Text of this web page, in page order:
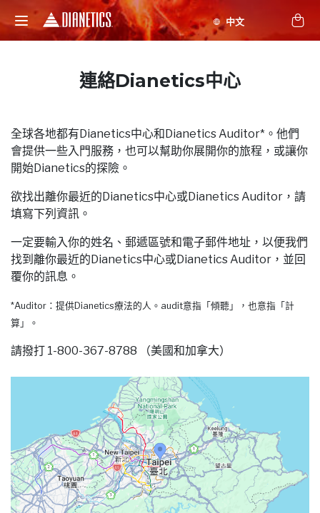
連絡Dianetics中心
全球各地都有Dianetics中心和Dianetics Auditor*。他們
會提供一些入門服務，也可以幫助你展開你的旅程，或讓你
開始Dianetics的探險。
欲找出離你最近的Dianetics中心或Dianetics Auditor，請
填寫下列資訊。
一定要輸入你的姓名、郵遞區號和電子郵件地址，以便我們
找到離你最近的Dianetics中心或Dianetics Auditor，並回
覆你的訊息。
*Auditor：提供Dianetics療法的人。audit意指「傾聽」，也意指「計
算」。
請撥打 1-800-367-8788 （美國和加拿大）